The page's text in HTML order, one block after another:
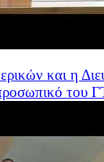
και η
του